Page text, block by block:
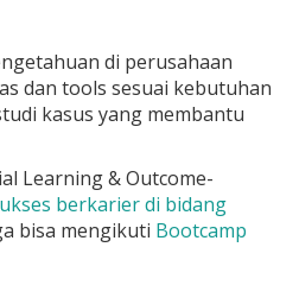
di perusahaan
dan tools sesuai kebutuhan
kasus yang membantu
Learning & Outcome-
berkarier di bidang
bisa mengikuti Bootcamp